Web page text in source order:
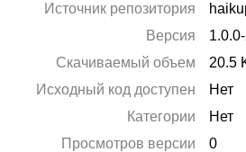
Источник репозитория
Версия
Скачиваемый объем
20.5
Исходный код доступен
Нет
Категории
Нет
Просмотров версии
0